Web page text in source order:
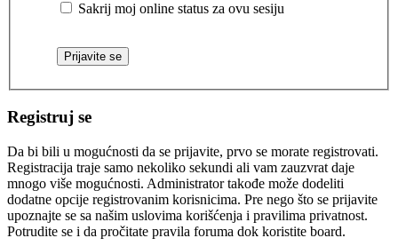
Sakrij moj online status za ovu sesiju
Registruj se
Da bi bili u mogućnosti da se prijavite, prvo se morate registrovati.
Registracija traje samo nekoliko sekundi ali vam zauzvrat daje
mnogo više mogućnosti. Administrator takođe može dodeliti
dodatne opcije registrovanim korisnicima. Pre nego što se prijavite
upoznajte se sa našim uslovima korišćenja i pravilima privatnost.
Potrudite se i da pročitate pravila foruma dok koristite board.